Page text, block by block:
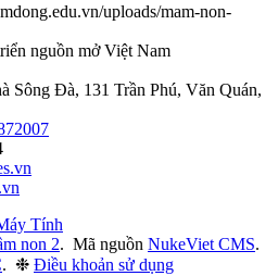
uploads/mam-non-
nguồn mở Việt Nam
Sông Đà, 131 Trần Phú, Văn Quán,
Tính
non 2. Mã nguồn NukeViet CMS.
. ❉ Điều khoản sử dụng